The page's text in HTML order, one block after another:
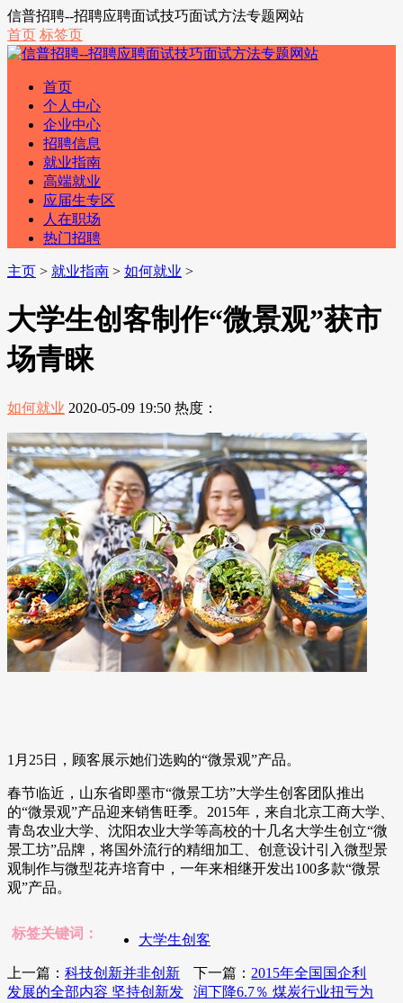
信普招聘--招聘应聘面试技巧面试方法专题网站
首页 标签页
首页
个人中心
企业中心
招聘信息
就业指南
高端就业
应届生专区
人在职场
热门招聘
主页 > 就业指南 > 如何就业 >
大学生创客制作“微景观”获市
场青睐
如何就业 2020-05-09 19:50 热度：
1月25日，顾客展示她们选购的“微景观”产品。
春节临近，山东省即墨市“微景工坊”大学生创客团队推出
的“微景观”产品迎来销售旺季。2015年，来自北京工商大学、
青岛农业大学、沈阳农业大学等高校的十几名大学生创立“微
景工坊”品牌，将国外流行的精细加工、创意设计引入微型景
观制作与微型花卉培育中，一年来相继开发出100多款“微景
观”产品。
标签关键词： 大学生创客
上一篇： 科技创新并非创新
发展的全部内容 坚持创新发
下一篇： 2015年全国国企利
润下降6.7％ 煤炭行业扭亏为